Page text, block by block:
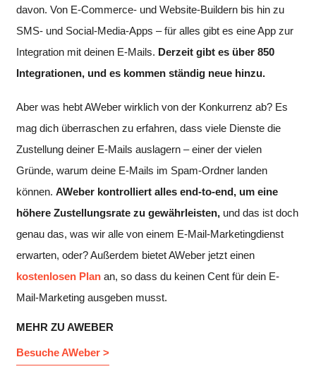
davon. Von E-Commerce- und Website-Buildern bis hin zu
SMS- und Social-Media-Apps – für alles gibt es eine App zur
Integration mit deinen E-Mails. Derzeit gibt es über 850
Integrationen, und es kommen ständig neue hinzu.
Aber was hebt AWeber wirklich von der Konkurrenz ab? Es
mag dich überraschen zu erfahren, dass viele Dienste die
Zustellung deiner E-Mails auslagern – einer der vielen
Gründe, warum deine E-Mails im Spam-Ordner landen
können. AWeber kontrolliert alles end-to-end, um eine
höhere Zustellungsrate zu gewährleisten, und das ist doch
genau das, was wir alle von einem E-Mail-Marketingdienst
erwarten, oder? Außerdem bietet AWeber jetzt einen
kostenlosen Plan an, so dass du keinen Cent für dein E-
Mail-Marketing ausgeben musst.
MEHR ZU AWEBER
Besuche AWeber >